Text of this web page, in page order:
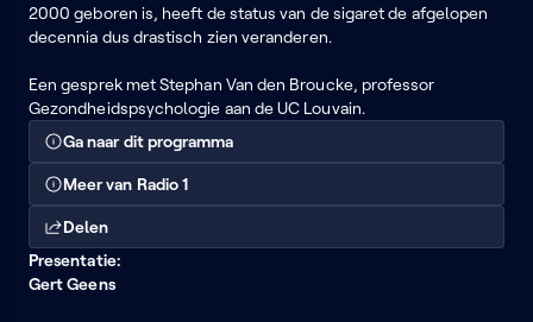
2000 geboren is, heeft de status van de sigaret de afgelopen
decennia dus drastisch zien veranderen.
Een gesprek met Stephan Van den Broucke, professor
Gezondheidspsychologie aan de UC Louvain.
Ga naar dit programma
Meer van Radio 1
Delen
Presentatie:
Gert Geens